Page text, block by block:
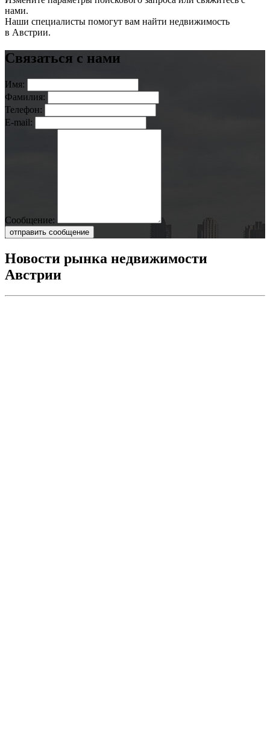
нами.
Наши специалисты помогут вам найти недвижимость
в Австрии.
Связаться с нами
Имя:
Фамилия:
Телефон:
E-mail:
Сообщение:
отправить сообщение
Новости рынка недвижимости
Австрии